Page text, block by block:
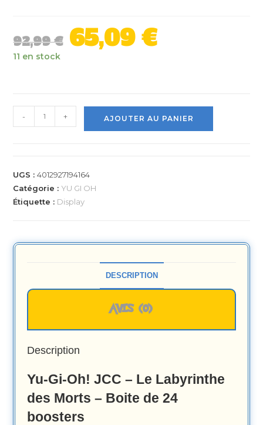
92,99€ 65,09€
11 en stock
- + AJOUTER AU PANIER
UGS :4012927194164
Catégorie :YU GI OH
Étiquette : Display
DESCRIPTION
AVIS (0)
Description
Yu-Gi-Oh! JCC – Le Labyrinthe
des Morts – Boite de 24
boosters